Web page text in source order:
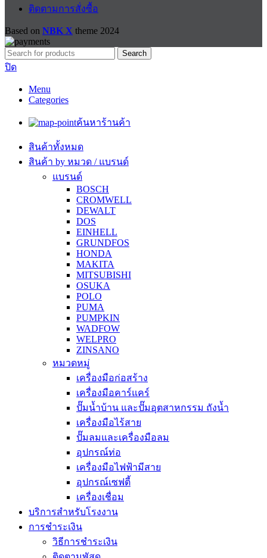
ติดตามการสั่งซื้อ
Based on NBK X theme 2024
Search
ปิด
Menu
Categories
ค้นหาร้านค้า
สินค้าทั้งหมด
สินค้า by หมวด / แบรนด์
แบรนด์
BOSCH
CROMWELL
DEWALT
DOS
EINHELL
GRUNDFOS
HONDA
MAKITA
MITSUBISHI
OSUKA
POLO
PUMA
PUMPKIN
WADFOW
WELPRO
ZINSANO
หมวดหมู่
เครื่องมือก่อสร้าง
เครื่องมือคาร์แคร์
ปั๊มน้ำบ้าน และปั๊มอุตสาหกรรม ถังน้ำ
เครื่องมือไร้สาย
ปั๊มลมและเครื่องมือลม
อุปกรณ์ท่อ
เครื่องมือไฟฟ้ามีสาย
อุปกรณ์เซฟตี้
เครื่องเชื่อม
บริการสำหรับโรงงาน
การชำระเงิน
วิธีการชำระเงิน